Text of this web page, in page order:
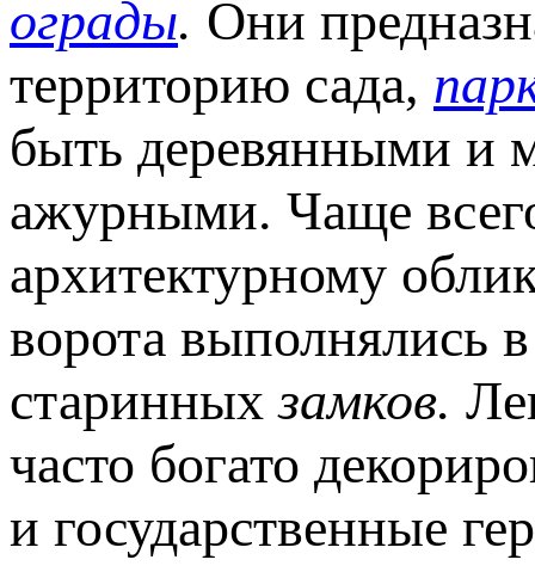
ограды. Они
территорию сада,
быть деревянными и
ажурными. Чаще
архитектурному
ворота выполнялись
старинныхзамков.
часто богато
и государственные